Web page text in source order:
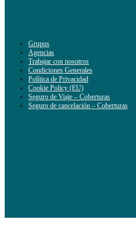
Grupos
Agencias
Trabajar con nosotros
Condiciones Generales
Política de Privacidad
Cookie Policy (EU)
Seguro de Viaje – Coberturas
Seguro de cancelación – Coberturas